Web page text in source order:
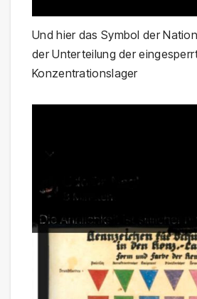
Und hier das Symbol der
der Unterteilung der
Konzentrationslager